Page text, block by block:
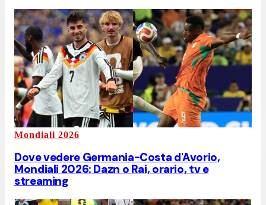
Mondiali 2026
Dove vedere Germania-Costa d'Avorio,
Mondiali 2026: Dazn o Rai, orario, tv e
streaming